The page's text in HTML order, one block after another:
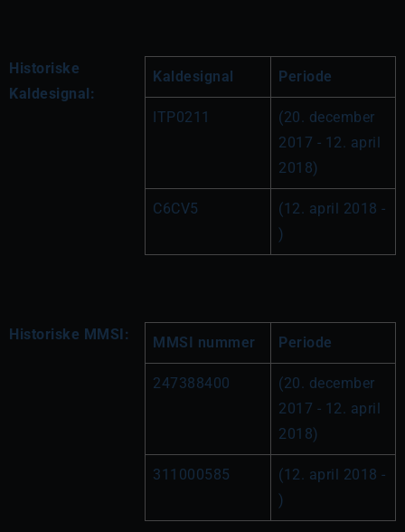
Historiske
Kaldesignal:
Kaldesignal Periode
ITP0211
(20. december
2017 - 12. april
2018)
C6CV5
(12. april 2018 -
)
Historiske MMSI: MMSI nummer Periode
247388400
(20. december
2017 - 12. april
2018)
311000585
(12. april 2018 -
)